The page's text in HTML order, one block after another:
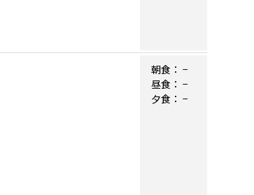
朝食： −
昼食： −
夕食： −